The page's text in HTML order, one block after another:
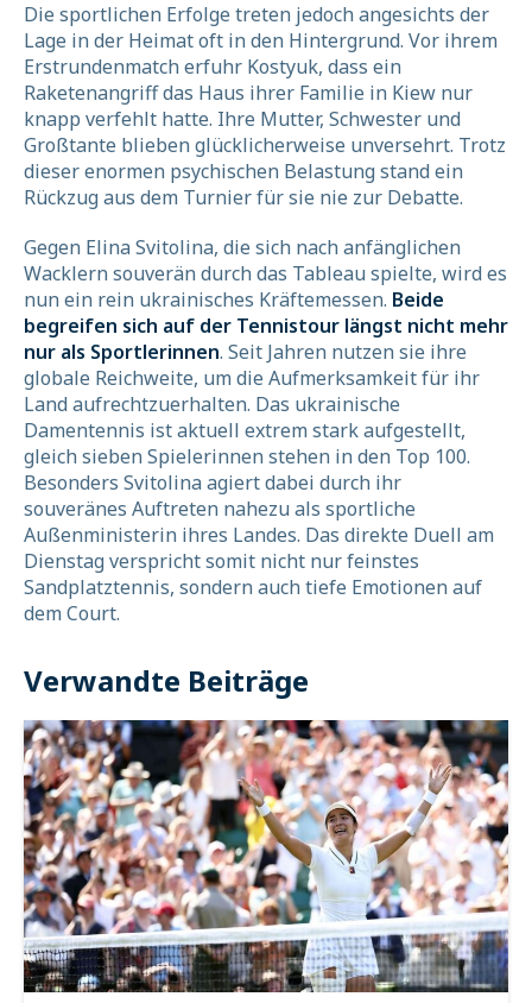
Die sportlichen Erfolge treten jedoch angesichts der
Lage in der Heimat oft in den Hintergrund. Vor ihrem
Erstrundenmatch erfuhr Kostyuk, dass ein
Raketenangriff das Haus ihrer Familie in Kiew nur
knapp verfehlt hatte. Ihre Mutter, Schwester und
Großtante blieben glücklicherweise unversehrt. Trotz
dieser enormen psychischen Belastung stand ein
Rückzug aus dem Turnier für sie nie zur Debatte.
Gegen Elina Svitolina, die sich nach anfänglichen
Wacklern souverän durch das Tableau spielte, wird es
nun ein rein ukrainisches Kräftemessen. Beide
begreifen sich auf der Tennistour längst nicht mehr
nur als Sportlerinnen. Seit Jahren nutzen sie ihre
globale Reichweite, um die Aufmerksamkeit für ihr
Land aufrechtzuerhalten. Das ukrainische
Damentennis ist aktuell extrem stark aufgestellt,
gleich sieben Spielerinnen stehen in den Top 100.
Besonders Svitolina agiert dabei durch ihr
souveränes Auftreten nahezu als sportliche
Außenministerin ihres Landes. Das direkte Duell am
Dienstag verspricht somit nicht nur feinstes
Sandplatztennis, sondern auch tiefe Emotionen auf
dem Court.
Verwandte Beiträge